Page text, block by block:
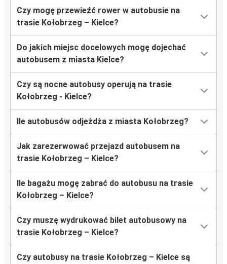
Czy mogę przewieźć rower w autobusie na
trasie Kołobrzeg – Kielce?
Do jakich miejsc docelowych mogę dojechać
autobusem z miasta Kielce?
Czy są nocne autobusy operują na trasie
Kołobrzeg - Kielce?
Ile autobusów odjeżdża z miasta Kołobrzeg?
Jak zarezerwować przejazd autobusem na
trasie Kołobrzeg – Kielce?
Ile bagażu mogę zabrać do autobusu na trasie
Kołobrzeg – Kielce?
Czy muszę wydrukować bilet autobusowy na
trasie Kołobrzeg – Kielce?
Czy autobusy na trasie Kołobrzeg – Kielce są